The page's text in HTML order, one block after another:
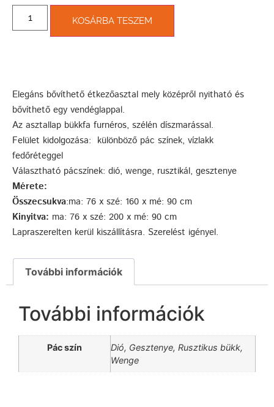
KOSÁRBA TESZEM
Elegáns bővíthető étkezőasztal mely középről nyitható és
bővíthető egy vendéglappal.
Az asztallap bükkfa furnéros, szélén díszmarással.
Felület kidolgozása: különböző pác színek, vízlakk
fedőréteggel
Választható pácszínek: dió, wenge, rusztikál, gesztenye
Mérete:
Összecsukva:ma: 76 x szé: 160 x mé: 90 cm
Kinyitva: ma: 76 x szé: 200 x mé: 90 cm
Lapraszerelten kerül kiszállításra. Szerelést igényel.
További információk
További információk
Pác szín
Dió, Gesztenye, Rusztikus bükk,
Wenge